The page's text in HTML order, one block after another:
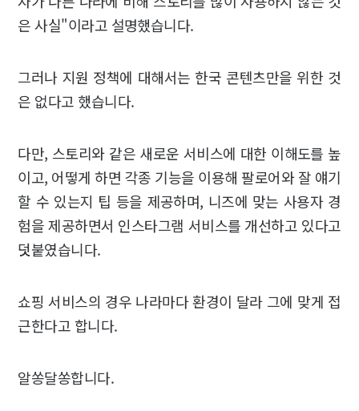
은 사실"이라고 설명했습니다.
그러나 지원 정책에 대해서는 한국 콘텐츠만을 위한 것
은 없다고 했습니다.
다만, 스토리와 같은 새로운 서비스에 대한 이해도를 높
이고, 어떻게 하면 각종 기능을 이용해 팔로어와 잘 얘기
할 수 있는지 팁 등을 제공하며, 니즈에 맞는 사용자 경
험을 제공하면서 인스타그램 서비스를 개선하고 있다고
덧붙였습니다.
쇼핑 서비스의 경우 나라마다 환경이 달라 그에 맞게 접
근한다고 합니다.
알쏭달쏭합니다.